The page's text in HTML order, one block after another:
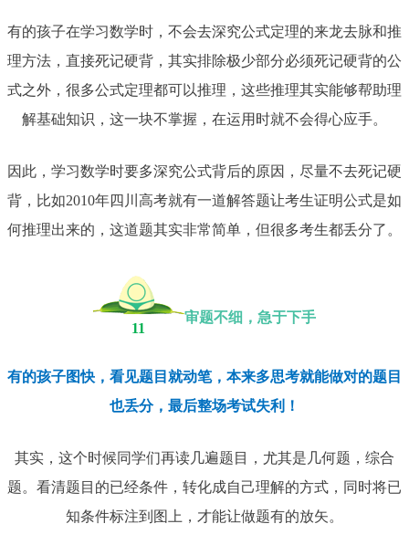
有的孩子在学习数学时，不会去深究公式定理的来龙去脉和推
理方法，直接死记硬背，其实排除极少部分必须死记硬背的公
式之外，很多公式定理都可以推理，这些推理其实能够帮助理
解基础知识，这一块不掌握，在运用时就不会得心应手。
因此，学习数学时要多深究公式背后的原因，尽量不去死记硬
背，比如2010年四川高考就有一道解答题让考生证明公式是如
何推理出来的，这道题其实非常简单，但很多考生都丢分了。
11
审题不细，急于下手
有的孩子图快，看见题目就动笔，本来多思考就能做对的题目
也丢分，最后整场考试失利！
其实，这个时候同学们再读几遍题目，尤其是几何题，综合
题。看清题目的已经条件，转化成自己理解的方式，同时将已
知条件标注到图上，才能让做题有的放矢。